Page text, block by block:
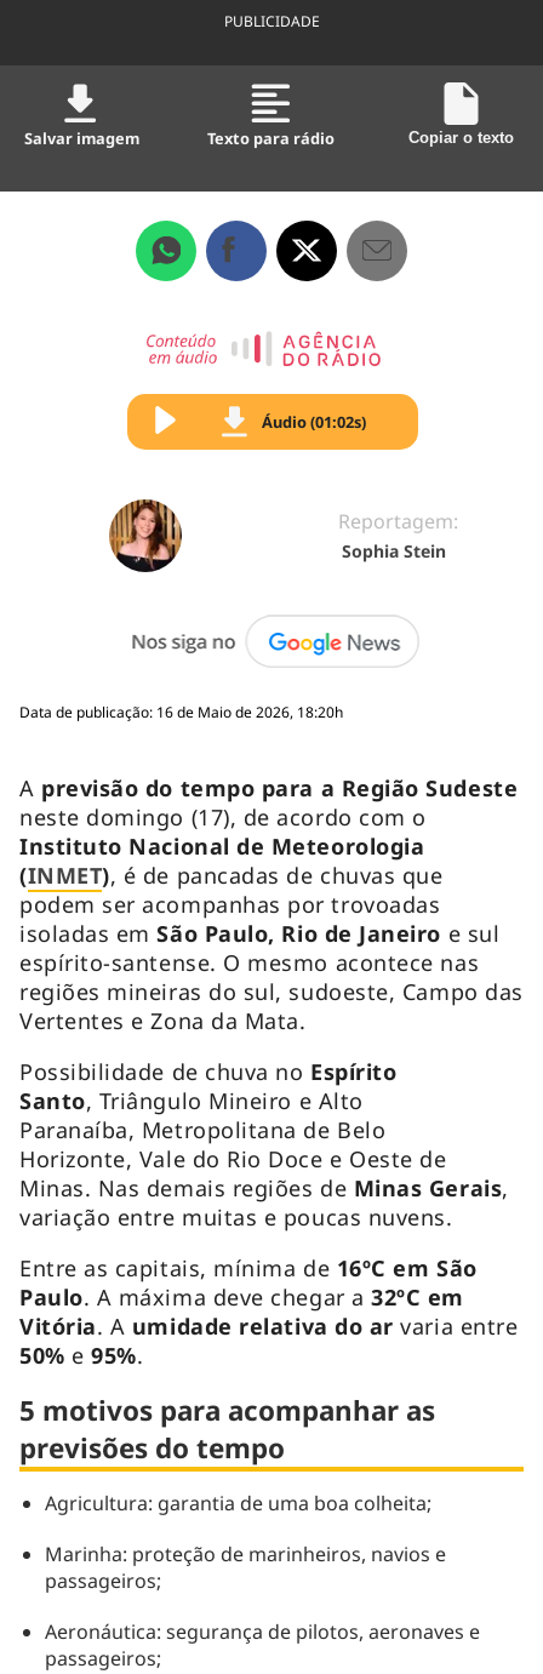
PUBLICIDADE
Salvar imagem Texto para rádio Copiar o texto
Áudio (01:02s)
Reportagem:
Sophia Stein
Data de publicação: 16 de Maio de 2026, 18:20h
A previsão do tempo para a Região Sudeste
neste domingo (17), de acordo com o
Instituto Nacional de Meteorologia
(INMET), é de pancadas de chuvas que
podem ser acompanhas por trovoadas
isoladas emSão Paulo, Rio de Janeiro e sul
espírito-santense. O mesmo acontece nas
regiões mineiras do sul, sudoeste, Campo das
Vertentes e Zona da Mata.
Possibilidade de chuva no Espírito
Santo, Triângulo Mineiro e Alto
Paranaíba, Metropolitana de Belo
Horizonte, Vale do Rio Doce e Oeste de
Minas. Nas demais regiões de Minas Gerais,
variação entre muitas e poucas nuvens.
Entre as capitais, mínima de 16ºC em São
Paulo. A máxima deve chegar a32ºC em
Vitória. A umidade relativa do arvaria entre
50% e95%.
5 motivos para acompanhar as
previsões do tempo
Agricultura: garantia de uma boa colheita;
Marinha: proteção de marinheiros, navios e
passageiros;
Aeronáutica: segurança de pilotos, aeronaves e
passageiros;